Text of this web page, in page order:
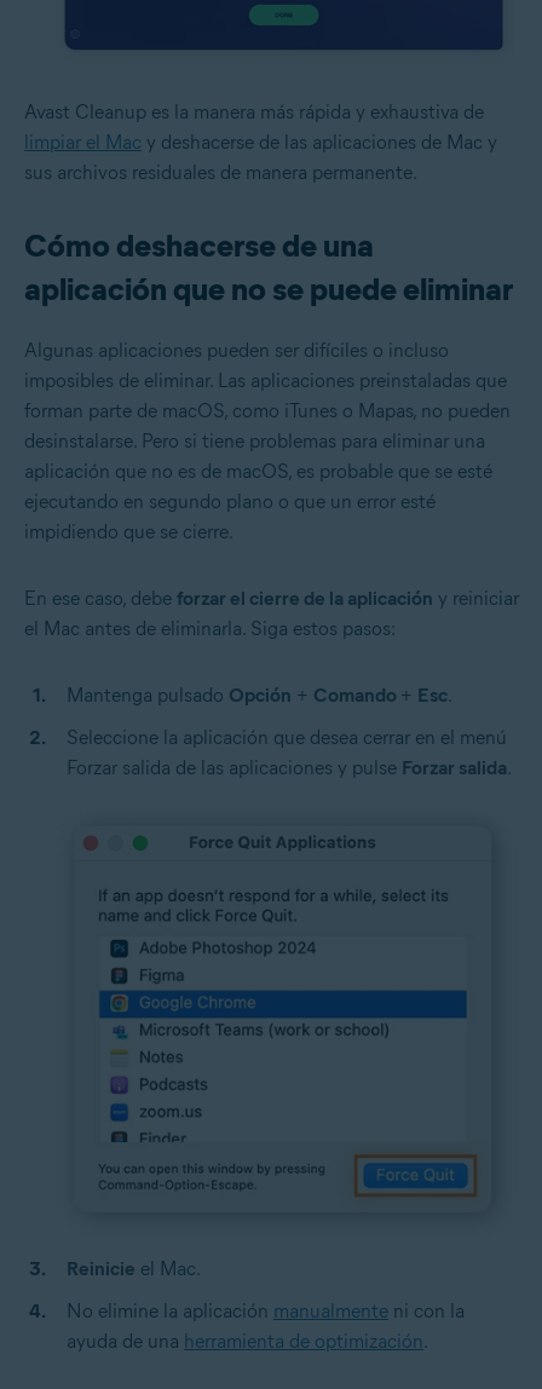
Avast Cleanup es la manera más rápida y exhaustiva de
limpiar el Mac y deshacerse de las aplicaciones de Mac y
sus archivos residuales de manera permanente.
Cómo deshacerse de una
aplicación que no se puede eliminar
Algunas aplicaciones pueden ser difíciles o incluso
imposibles de eliminar. Las aplicaciones preinstaladas que
forman parte de macOS, como iTunes o Mapas, no pueden
desinstalarse. Pero si tiene problemas para eliminar una
aplicación que no es de macOS, es probable que se esté
ejecutando en segundo plano o que un error esté
impidiendo que se cierre.
En ese caso, debe forzar el cierre de la aplicación y reiniciar
el Mac antes de eliminarla. Siga estos pasos:
Mantenga pulsado Opción + Comando + Esc.
Seleccione la aplicación que desea cerrar en el menú
Forzar salida de las aplicaciones y pulse Forzar salida.
Reinicie el Mac.
No elimine la aplicación manualmente ni con la
ayuda de una herramienta de optimización .